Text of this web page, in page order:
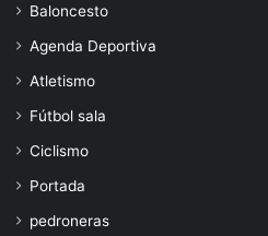
Baloncesto
Agenda Deportiva
Atletismo
Fútbol sala
Ciclismo
Portada
pedroneras